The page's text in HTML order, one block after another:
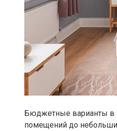
Бюджетные варианты в
помещений до